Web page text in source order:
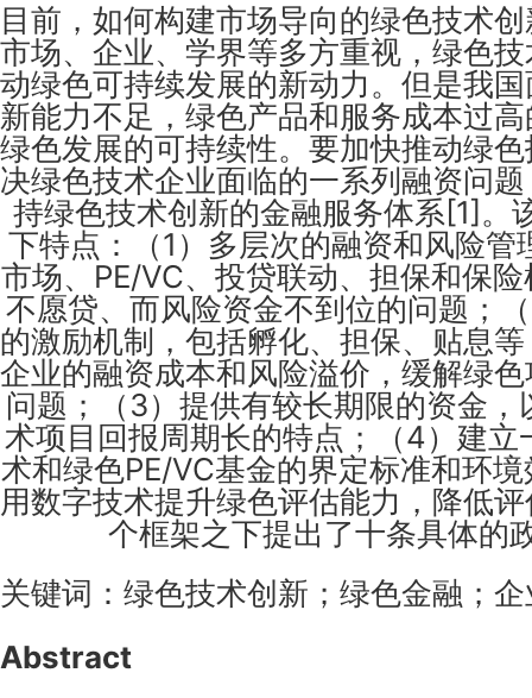
目前，如何构建市场导向的绿色技术
市场、企业、学界等多方重视，绿色
动绿色可持续发展的新动力。但是我
新能力不足，绿色产品和服务成本过
绿色发展的可持续性。要加快推动绿
决绿色技术企业面临的一系列融资问
持绿色技术创新的金融服务体系[1]。
下特点：（1）多层次的融资和风险管
市场、PE/VC、投贷联动、担保和保
不愿贷、而风险资金不到位的问题；
的激励机制，包括孵化、担保、贴息
企业的融资成本和风险溢价，缓解绿
问题；（3）提供有较长期限的资金，
术项目回报周期长的特点；（4）建立
术和绿色PE/VC基金的界定标准和环
用数字技术提升绿色评估能力，降低
个框架之下提出了十条具体的
关键词：绿色技术创新；绿色金融；
Abstract